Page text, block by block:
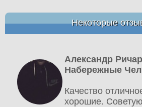
Некоторые
Александр
Набережные
Качество
хорошие.